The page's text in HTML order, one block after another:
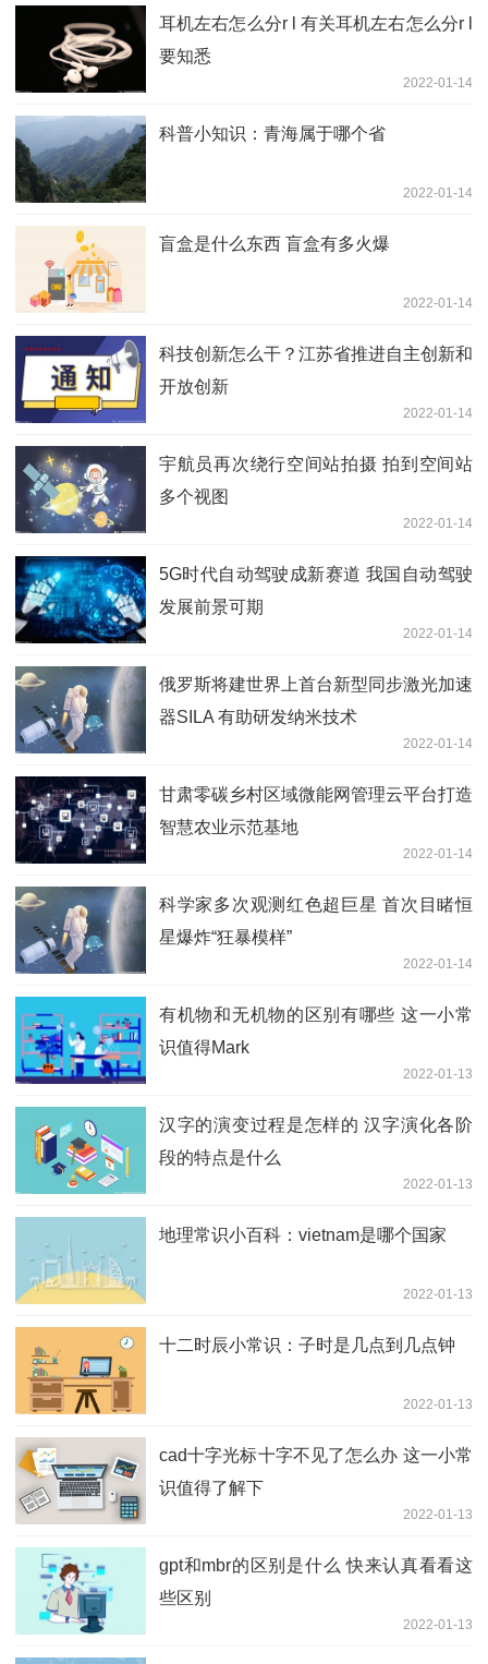
耳机左右怎么分r l 有关耳机左右怎么分r l
要知悉
2022-01-14
科普小知识：青海属于哪个省
2022-01-14
盲盒是什么东西 盲盒有多火爆
2022-01-14
科技创新怎么干？江苏省推进自主创新和
开放创新
2022-01-14
宇航员再次绕行空间站拍摄 拍到空间站
多个视图
2022-01-14
5G时代自动驾驶成新赛道 我国自动驾驶
发展前景可期
2022-01-14
俄罗斯将建世界上首台新型同步激光加速
器SILA 有助研发纳米技术
2022-01-14
甘肃零碳乡村区域微能网管理云平台打造
智慧农业示范基地
2022-01-14
科学家多次观测红色超巨星 首次目睹恒
星爆炸“狂暴模样”
2022-01-14
有机物和无机物的区别有哪些 这一小常
识值得Mark
2022-01-13
汉字的演变过程是怎样的 汉字演化各阶
段的特点是什么
2022-01-13
地理常识小百科：vietnam是哪个国家
2022-01-13
十二时辰小常识：子时是几点到几点钟
2022-01-13
cad十字光标十字不见了怎么办 这一小常
识值得了解下
2022-01-13
gpt和mbr的区别是什么 快来认真看看这
些区别
2022-01-13